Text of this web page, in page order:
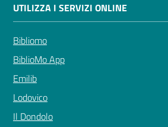
UTILIZZA I SERVIZI ONLINE
Bibliomo
BiblioMo App
Emilib
Lodovico
Il Dondolo